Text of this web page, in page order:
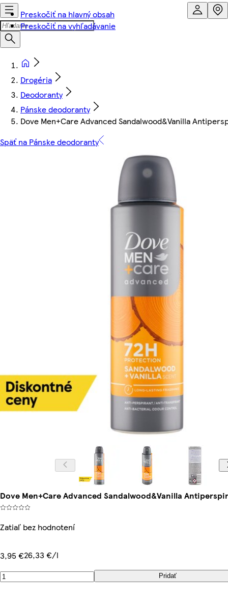
Preskočiť na hlavný obsah
Preskočiť na vyhľadávanie
Drogéria
Deodoranty
Pánske deodoranty
Dove Men+Care Advanced Sandalwood&Vanilla
Späť na Pánske deodoranty
Dove Men+Care Advanced Sandalwood&Vanilla
Zatiaľ bez hodnotení
3,95 €26,33 €/l
Pridať